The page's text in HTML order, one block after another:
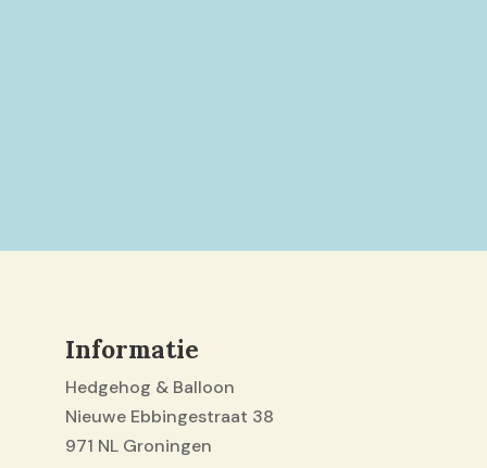
Informatie
Hedgehog & Balloon
Nieuwe Ebbingestraat 38
971 NL Groningen